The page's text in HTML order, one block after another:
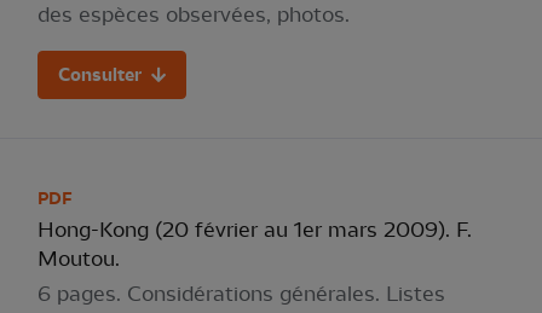
des espèces observées, photos.
Consulter
PDF
Hong-Kong (20 février au 1er mars 2009). F.
Moutou.
6 pages. Considérations générales. Listes